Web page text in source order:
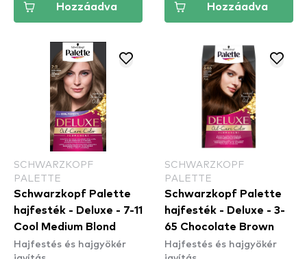
Hozzáadva Hozzáadva
SCHWARZKOPF
PALETTE
Schwarzkopf Palette
hajfesték - Deluxe - 7-11
Cool Medium Blond
Hajfestés és hajgyökér
SCHWARZKOPF
PALETTE
Schwarzkopf Palette
hajfesték - Deluxe - 3-
65 Chocolate Brown
Hajfestés és hajgyökér